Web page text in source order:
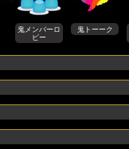
鬼メンバーロ
ビー
鬼トーーク